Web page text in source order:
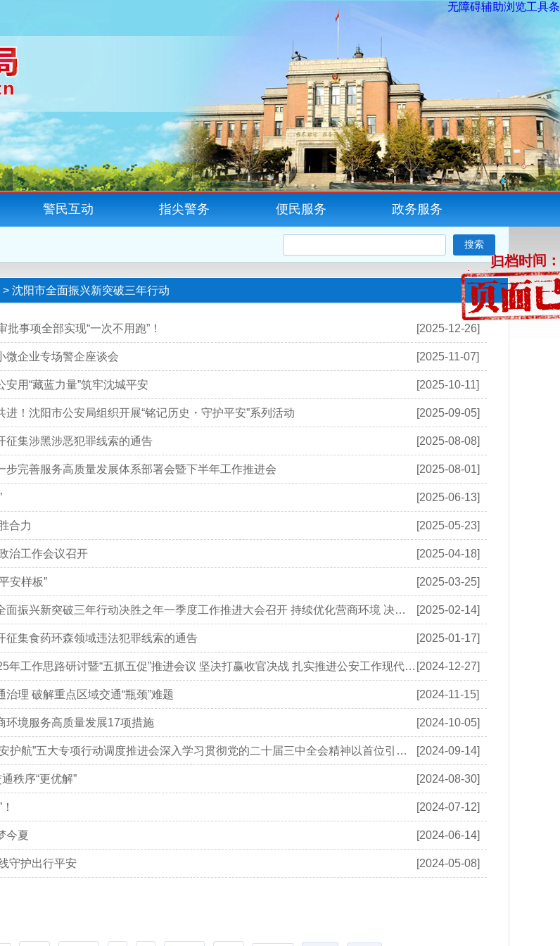
无障碍辅助浏览工具条
警民互动 指尖警务 便民服务 政务服务
> 沈阳市全面振兴新突破三年行动
[2025-12-26]
事项全部实现“一次不用跑”！
[2025-11-07]
微企业专场警企座谈会
[2025-10-11]
用“藏蓝力量”筑牢沈城平安
[2025-09-05]
进！沈阳市公安局组织开展“铭记历史・守护平安”系列活动
[2025-08-08]
征集涉黑涉恶犯罪线索的通告
[2025-08-01]
步完善服务高质量发展体系部署会暨下半年工作推进会
[2025-06-13]
[2025-05-23]
合力
[2025-04-18]
治工作会议召开
[2025-03-25]
安样板”
[2025-02-14]
全市优化营商环境暨全面振兴新突破三年行动决胜之年一季度工作推进大会召开 持续优化营商环境 决战决胜勇于...
[2025-01-17]
征集食药环森领域违法犯罪线索的通告
[2024-12-27]
沈阳市公安局召开2025年工作思路研讨暨“五抓五促”推进会议 坚决打赢收官决战 扎实推进公安工作现代化 建...
[2024-11-15]
理 破解重点区域交通“瓶颈”难题
[2024-10-05]
环境服务高质量发展17项措施
[2024-09-14]
沈阳市公安局召开“平安护航”五大专项行动调度推进会深入学习贯彻党的二十届三中全会精神以首位引领的实干...
[2024-08-30]
秩序“更优解”
[2024-07-12]
[2024-06-14]
今夏
[2024-05-08]
守护出行平安
归档时间：